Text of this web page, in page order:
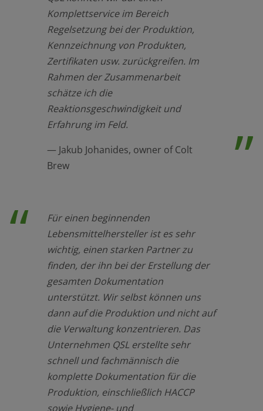
Komplettservice im Bereich
Regelsetzung bei der Produktion,
Kennzeichnung von Produkten,
Zertifikaten usw. zurückgreifen. Im
Rahmen der Zusammenarbeit
schätze ich die
Reaktionsgeschwindigkeit und
Erfahrung im Feld.
Jakub Johanides, owner of Colt
Brew
Für einen beginnenden
Lebensmittelhersteller ist es sehr
wichtig, einen starken Partner zu
finden, der ihn bei der Erstellung der
gesamten Dokumentation
unterstützt. Wir selbst können uns
dann auf die Produktion und nicht auf
die Verwaltung konzentrieren. Das
Unternehmen QSL erstellte sehr
schnell und fachmännisch die
komplette Dokumentation für die
Produktion, einschließlich HACCP
sowie Hygiene- und